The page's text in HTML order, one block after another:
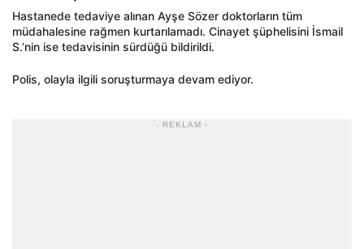
Hastanede tedaviye alınan Ayşe Sözer doktorların tüm
müdahalesine rağmen kurtarılamadı. Cinayet şüphelisini İsmail
S.’nin ise tedavisinin sürdüğü bildirildi.
Polis, olayla ilgili soruşturmaya devam ediyor.
- REKLAM -